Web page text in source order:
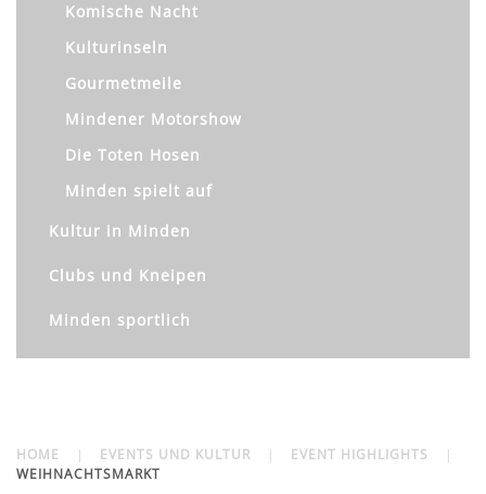
Komische Nacht
Kulturinseln
Gourmetmeile
Mindener Motorshow
Die Toten Hosen
Minden spielt auf
Kultur in Minden
Clubs und Kneipen
Minden sportlich
HOME EVENTS UND KULTUR
EVENT HIGHLIGHTS
WEIHNACHTSMARKT